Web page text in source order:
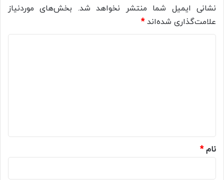
نشانی ایمیل شما منتشر نخواهد شد. بخش‌های موردنیاز
علامت‌گذاری شده‌اند*
نام*